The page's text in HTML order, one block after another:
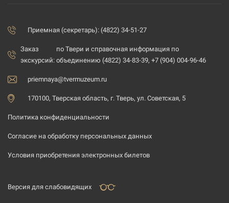
Приемная (секретарь): (4822) 34-51-27
Заказ
экскурсий:
по Твери и справочная информация по
объединению (4822) 34-83-39, +7 (904) 004-96-46
priemnaya@tvermuzeum.ru
170100, Тверская область, г. Тверь, ул. Советская, 5
Политика конфиденциальности
Согласие на обработку персональных данных
Условия приобретения электронных билетов
Версия для слабовидящих